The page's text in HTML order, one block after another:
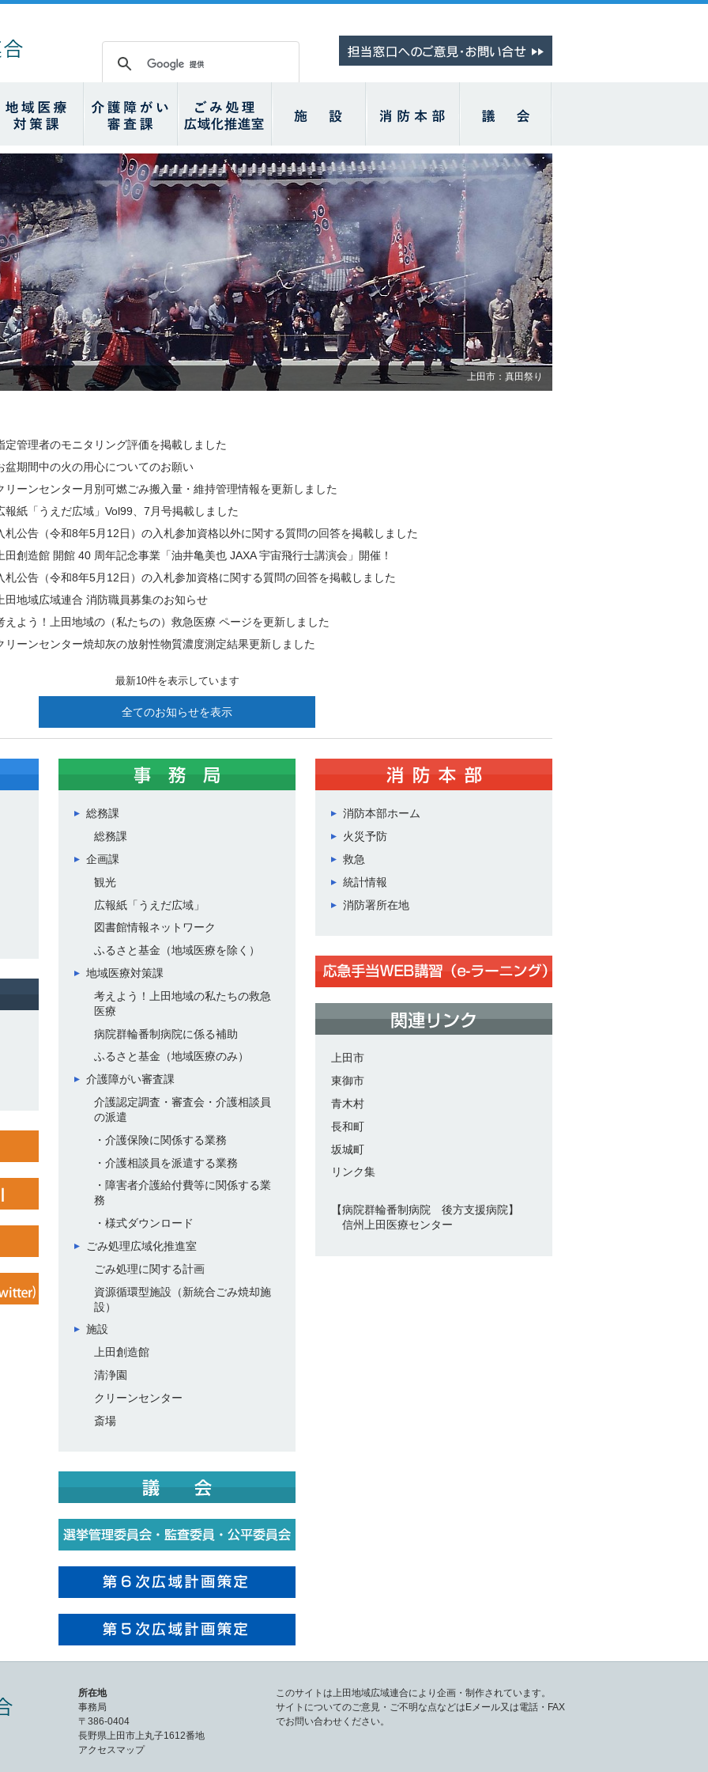
上田市：真田祭り
定管理者のモニタリング評価を掲載しました
盆期間中の火の用心についてのお願い
リーンセンター月別可燃ごみ搬入量・維持管理情報を更新しました
報紙「うえだ広域」Vol99、7月号掲載しました
札公告（令和8年5月12日）の入札参加資格以外に関する質問の回答を掲載しました
田創造館 開館 40 周年記念事業「油井亀美也 JAXA 宇宙飛行士講演会」開催！
札公告（令和8年5月12日）の入札参加資格に関する質問の回答を掲載しました
田地域広域連合 消防職員募集のお知らせ
えよう！上田地域の（私たちの）救急医療 ページを更新しました
リーンセンター焼却灰の放射性物質濃度測定結果更新しました
最新10件を表示しています
全てのお知らせを表示
総務課
総務課
企画課
観光
広報紙「うえだ広域」
図書館情報ネットワーク
ふるさと基金（地域医療を除く）
地域医療対策課
考えよう！上田地域の私たちの救急
医療
病院群輪番制病院に係る補助
ふるさと基金（地域医療のみ）
介護障がい審査課
介護認定調査・審査会・介護相談員
の派遣
・ 介護保険に関係する業務
・ 介護相談員を派遣する業務
・ 障害者介護給付費等に関係する業
務
・ 様式ダウンロード
ごみ処理広域化推進室
ごみ処理に関する計画
資源循環型施設（新統合ごみ焼却施
設）
施設
上田創造館
清浄園
クリーンセンター
斎場
消防本部ホーム
火災予防
救急
統計情報
消防署所在地
上田市
東御市
青木村
長和町
坂城町
リンク集
【病院群輪番制病院 後方支援病院】
信州上田医療センター
所在地
事務局
〒386-0404
長野県上田市上丸子1612番地
アクセスマップ
このサイトは上田地域広域連合により企画・制作されています。
サイトについてのご意見・ご不明な点などはEメール又は電話・FAX
でお問い合わせください。